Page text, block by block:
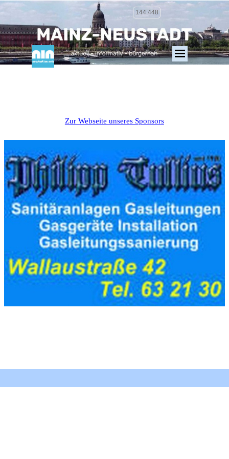
144.448
Zur Webseite unseres Sponsors